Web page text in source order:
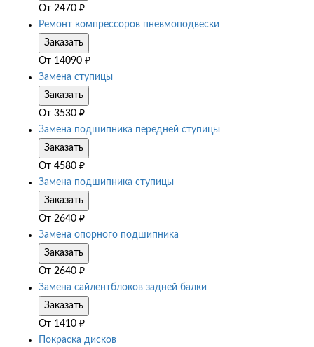
От 2470 ₽
Ремонт компрессоров пневмоподвески
Заказать
От 14090 ₽
Замена ступицы
Заказать
От 3530 ₽
Замена подшипника передней ступицы
Заказать
От 4580 ₽
Замена подшипника ступицы
Заказать
От 2640 ₽
Замена опорного подшипника
Заказать
От 2640 ₽
Замена сайлентблоков задней балки
Заказать
От 1410 ₽
Покраска дисков